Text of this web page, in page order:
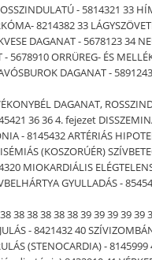
- 5814321 33
8214382 33
DAGANAT - 5678123
ORRÜREG- ÉS
DAGANAT -
DAGANAT,
36 36 4. fejezet
- 8145432 ARTÉRIÁS
(KOSZORÚÉR)
MIOKARDIÁLIS
GYULLADÁS -
38 38 38 38 38 39 39 39 39
- 8421432 40
(STENOCARDIA) -